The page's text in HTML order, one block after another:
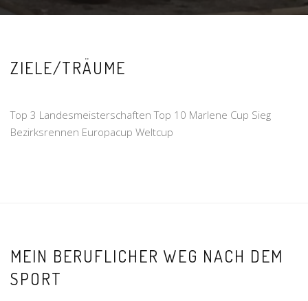
ZIELE/TRÄUME
Top 3 Landesmeisterschaften Top 10 Marlene Cup Sieg
Bezirksrennen Europacup Weltcup
MEIN BERUFLICHER WEG NACH DEM
SPORT